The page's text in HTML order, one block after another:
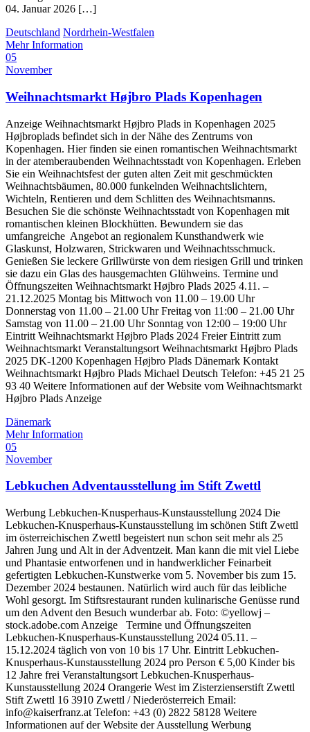
04. Januar 2026 […]
Deutschland Nordrhein-Westfalen
Mehr Information
05
November
Weihnachtsmarkt Højbro Plads Kopenhagen
Anzeige Weihnachtsmarkt Højbro Plads in Kopenhagen 2025
Højbroplads befindet sich in der Nähe des Zentrums von
Kopenhagen. Hier finden sie einen romantischen Weihnachtsmarkt
in der atemberaubenden Weihnachtsstadt von Kopenhagen. Erleben
Sie ein Weihnachtsfest der guten alten Zeit mit geschmückten
Weihnachtsbäumen, 80.000 funkelnden Weihnachtslichtern,
Wichteln, Rentieren und dem Schlitten des Weihnachtsmanns.
Besuchen Sie die schönste Weihnachtsstadt von Kopenhagen mit
romantischen kleinen Blockhütten. Bewundern sie das
umfangreiche Angebot an regionalem Kunsthandwerk wie
Glaskunst, Holzwaren, Strickwaren und Weihnachtsschmuck.
Genießen Sie leckere Grillwürste von dem riesigen Grill und trinken
sie dazu ein Glas des hausgemachten Glühweins. Termine und
Öffnungszeiten Weihnachtsmarkt Højbro Plads 2025 4.11. –
21.12.2025 Montag bis Mittwoch von 11.00 – 19.00 Uhr
Donnerstag von 11.00 – 21.00 Uhr Freitag von 11:00 – 21.00 Uhr
Samstag von 11.00 – 21.00 Uhr Sonntag von 12:00 – 19:00 Uhr
Eintritt Weihnachtsmarkt Højbro Plads 2024 Freier Eintritt zum
Weihnachtsmarkt Veranstaltungsort Weihnachtsmarkt Højbro Plads
2025 DK-1200 Kopenhagen Højbro Plads Dänemark Kontakt
Weihnachtsmarkt Højbro Plads Michael Deutsch Telefon: +45 21 25
93 40 Weitere Informationen auf der Website vom Weihnachtsmarkt
Højbro Plads Anzeige
Dänemark
Mehr Information
05
November
Lebkuchen Adventausstellung im Stift Zwettl
Werbung Lebkuchen-Knusperhaus-Kunstausstellung 2024 Die
Lebkuchen-Knusperhaus-Kunstausstellung im schönen Stift Zwettl
im österreichischen Zwettl begeistert nun schon seit mehr als 25
Jahren Jung und Alt in der Adventzeit. Man kann die mit viel Liebe
und Phantasie entworfenen und in handwerklicher Feinarbeit
gefertigten Lebkuchen-Kunstwerke vom 5. November bis zum 15.
Dezember 2024 bestaunen. Natürlich wird auch für das leibliche
Wohl gesorgt. Im Stiftsrestaurant runden kulinarische Genüsse rund
um den Advent den Besuch wunderbar ab. Foto: ©yellowj –
stock.adobe.com Anzeige Termine und Öffnungszeiten
Lebkuchen-Knusperhaus-Kunstausstellung 2024 05.11. –
15.12.2024 täglich von von 10 bis 17 Uhr. Eintritt Lebkuchen-
Knusperhaus-Kunstausstellung 2024 pro Person € 5,00 Kinder bis
12 Jahre frei Veranstaltungsort Lebkuchen-Knusperhaus-
Kunstausstellung 2024 Orangerie West im Zisterzienserstift Zwettl
Stift Zwettl 16 3910 Zwettl / Niederösterreich Email:
info@kaiserfranz.at Telefon: +43 (0) 2822 58128 Weitere
Informationen auf der Website der Ausstellung Werbung